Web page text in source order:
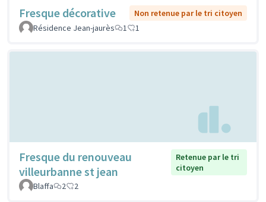
Fresque décorative
Non retenue par le tri citoyen
Résidence Jean-jaurès
1 1
Fresque du renouveau
villeurbanne st jean
Retenue par le tri
citoyen
Blaffa
2 2